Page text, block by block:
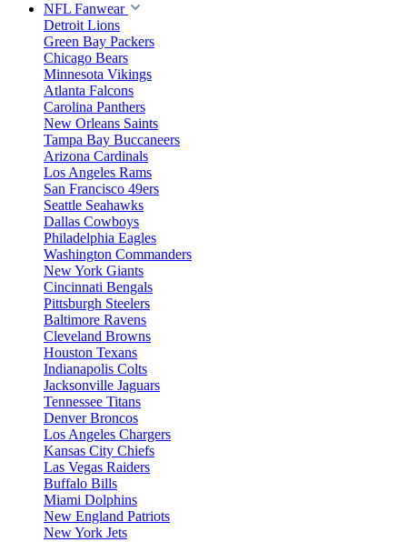
NFL Fanwear
Detroit Lions
Green Bay Packers
Chicago Bears
Minnesota Vikings
Atlanta Falcons
Carolina Panthers
New Orleans Saints
Tampa Bay Buccaneers
Arizona Cardinals
Los Angeles Rams
San Francisco 49ers
Seattle Seahawks
Dallas Cowboys
Philadelphia Eagles
Washington Commanders
New York Giants
Cincinnati Bengals
Pittsburgh Steelers
Baltimore Ravens
Cleveland Browns
Houston Texans
Indianapolis Colts
Jacksonville Jaguars
Tennessee Titans
Denver Broncos
Los Angeles Chargers
Kansas City Chiefs
Las Vegas Raiders
Buffalo Bills
Miami Dolphins
New England Patriots
New York Jets